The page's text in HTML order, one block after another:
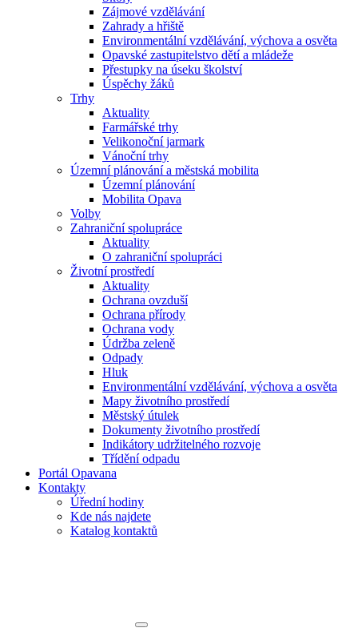
Zájmové vzdělávání
Zahrady a hřiště
Environmentální vzdělávání, výchova a osvěta
Opavské zastupitelstvo dětí a mládeže
Přestupky na úseku školství
Úspěchy žáků
Trhy
Aktuality
Farmářské trhy
Velikonoční jarmark
Vánoční trhy
Územní plánování a městská mobilita
Územní plánování
Mobilita Opava
Volby
Zahraniční spolupráce
Aktuality
O zahraniční spolupráci
Životní prostředí
Aktuality
Ochrana ovzduší
Ochrana přírody
Ochrana vody
Údržba zeleně
Odpady
Hluk
Environmentální vzdělávání, výchova a osvěta
Mapy životního prostředí
Městský útulek
Dokumenty životního prostředí
Indikátory udržitelného rozvoje
Třídění odpadu
Portál Opavana
Kontakty
Úřední hodiny
Kde nás najdete
Katalog kontaktů